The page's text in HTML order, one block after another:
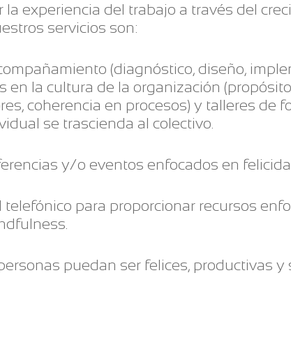
experiencia del trabajo a través del
servicios son:
(diagnóstico, diseño,
en la cultura de la organización
coherencia en procesos) y talleres de
se trascienda al colectivo.
y/o eventos enfocados en
telefónico para proporcionar recursos
puedan ser felices, productivas y